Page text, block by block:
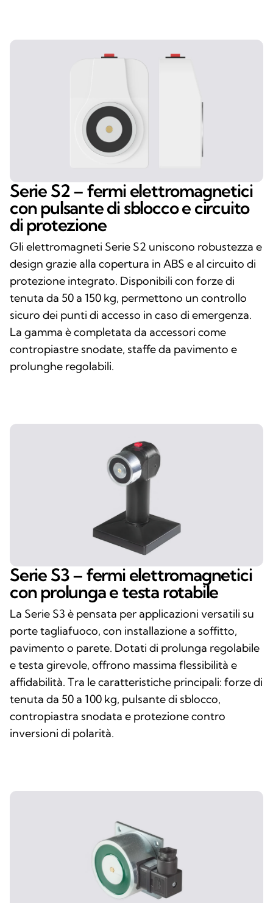
Serie S2 – fermi elettromagnetici
con pulsante di sblocco e circuito
di protezione
Gli elettromagneti Serie S2 uniscono robustezza e
design grazie alla copertura in ABS e al circuito di
protezione integrato. Disponibili con forze di
tenuta da 50 a 150 kg, permettono un controllo
sicuro dei punti di accesso in caso di emergenza.
La gamma è completata da accessori come
contropiastre snodate, staffe da pavimento e
prolunghe regolabili.
Serie S3 – fermi elettromagnetici
con prolunga e testa rotabile
La Serie S3 è pensata per applicazioni versatili su
porte tagliafuoco, con installazione a soffitto,
pavimento o parete. Dotati di prolunga regolabile
e testa girevole, offrono massima flessibilità e
affidabilità. Tra le caratteristiche principali: forze di
tenuta da 50 a 100 kg, pulsante di sblocco,
contropiastra snodata e protezione contro
inversioni di polarità.